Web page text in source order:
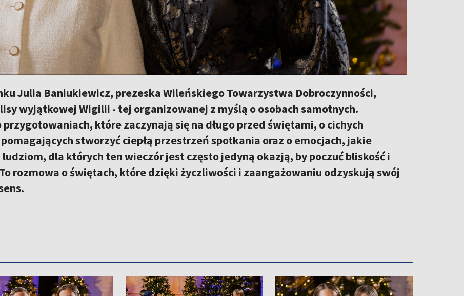
Julia Baniukiewicz, prezeska Wileńskiego Towarzystwa Dobroczynności,
wyjątkowej Wigilii - tej organizowanej z myślą o osobach samotnych.
przygotowaniach, które zaczynają się na długo przed świętami, o cichych
stworzyć ciepłą przestrzeń spotkania oraz o emocjach, jakie
dla których ten wieczór jest często jedyną okazją, by poczuć bliskość i
rozmowa o świętach, które dzięki życzliwości i zaangażowaniu odzyskują swój